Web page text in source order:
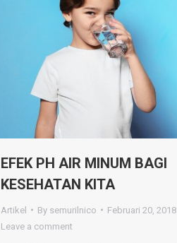
EFEK PH AIR MINUM BAGI
KESEHATAN KITA
Artikel By semurilnico
Februari 20, 2018
Leave a comment